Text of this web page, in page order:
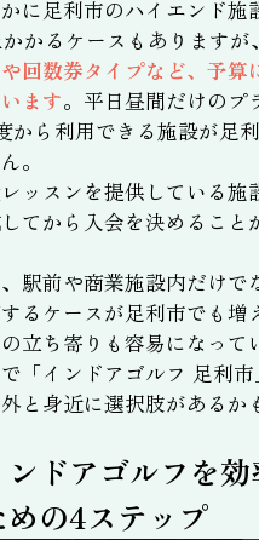
に足利市のハイエンド施
かるケースもありますが、
回数券タイプなど、予算
ます。平日昼間だけのプ
から利用できる施設が足
。
ッスンを提供している施
てから入会を決めること
駅前や商業施設内だけで
るケースが足利市でも増
立ち寄りも容易になって
「インドアゴルフ 足利市
と身近に選択肢があるか
ドアゴルフを効
の4ステップ